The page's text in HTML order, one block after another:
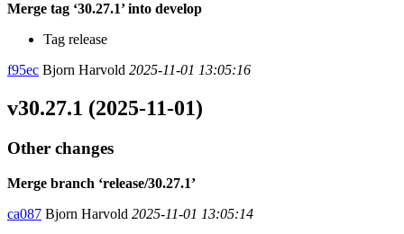
Merge tag ‘30.27.1’ into develop
Tag release
f95ec Bjorn Harvold 2025-11-01 13:05:16
v30.27.1 (2025-11-01)
Other changes
Merge branch ‘release/30.27.1’
ca087 Bjorn Harvold 2025-11-01 13:05:14